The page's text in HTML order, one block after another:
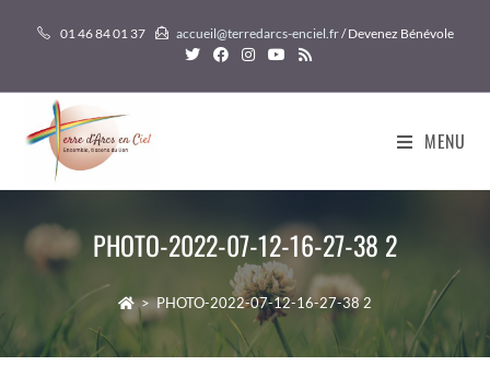
01 46 84 01 37 accueil@terredarcs-enciel.fr/ Devenez Bénévole
MENU
PHOTO-2022-07-12-16-27-38 2
> PHOTO-2022-07-12-16-27-38 2